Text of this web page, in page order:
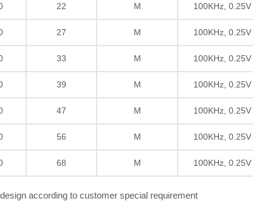
22 M 100KHz, 0.25V
27 M 100KHz, 0.25V
33 M 100KHz, 0.25V
39 M 100KHz, 0.25V
47 M 100KHz, 0.25V
56 M 100KHz, 0.25V
68 M 100KHz, 0.25V
according to customer special requirement